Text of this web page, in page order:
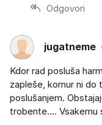
Odgovori
jugatneme
Kdor rad posluša
zapleše, komur ni do
poslušanjem.
trobente.... Vsakemu